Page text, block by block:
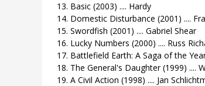
13. Basic (2003) .... Hardy
14. Domestic Disturbance (2001) ....
15. Swordfish (2001) .... Gabriel Shear
16. Lucky Numbers (2000) .... Russ
17. Battlefield Earth: A Saga of the
18. The General's Daughter (1999) ....
19. A Civil Action (1998) .... Jan